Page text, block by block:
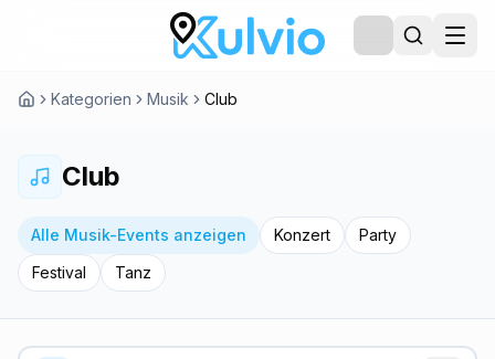
Kategorien Musik Club
Club
Alle Musik-Events anzeigen Konzert
Party
Festival
Tanz